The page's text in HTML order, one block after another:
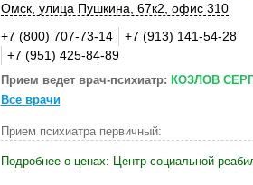
Омск, улица Пушкина 67к2 офис 310
+7 (800) 707-73-14
+7 (913) 141-54-28
+7 (951) 425-84-89
Прием ведет врач-психиатр: КОЗЛОВ
Все врачи
Прием психиатра первичный:
Подробнее о ценах: Центр социальной